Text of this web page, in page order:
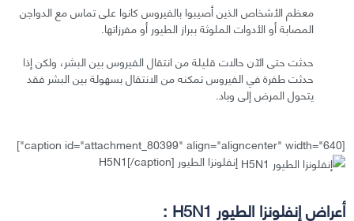
معظم الأشخاص الذين أصيبوا بالفيروس كانوا على تماس مع الدواجن
المصابة أو الأدوات الملوثة ببراز الطيور أو مفرزاتها.
حدثت حتى الآن حالات قليلة من انتقال الفيروس بين البشر، ولكن إذا
حدثت طفرة في الفيروس تمكنه من الانتقال بسهولة بين البشر فقد
يتحول المرض إلى وباد.
[caption id="attachment_80399" align="aligncenter" width="640"]
إنفلونزا الطيور H5N1[/caption]
أعراض إنفلونزا الطيور H5N1 :